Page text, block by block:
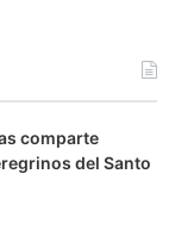
comparte
del Santo